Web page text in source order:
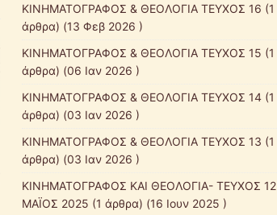
ΚΙΝΗΜΑΤΟΓΡΑΦΟΣ & ΘΕΟΛΟΓΙΑ ΤΕΥΧΟΣ 16 (1
άρθρα) (13 Φεβ 2026 )
ΚΙΝΗΜΑΤΟΓΡΑΦΟΣ & ΘΕΟΛΟΓΙΑ ΤΕΥΧΟΣ 15 (1
άρθρα) (06 Ιαν 2026 )
ΚΙΝΗΜΑΤΟΓΡΑΦΟΣ & ΘΕΟΛΟΓΙΑ ΤΕΥΧΟΣ 14(1
άρθρα) (03 Ιαν 2026 )
ΚΙΝΗΜΑΤΟΓΡΑΦΟΣ & ΘΕΟΛΟΓΙΑ ΤΕΥΧΟΣ 13 (1
άρθρα) (03 Ιαν 2026 )
ΚΙΝΗΜΑΤΟΓΡΑΦΟΣ ΚΑΙ ΘΕΟΛΟΓΙΑ- ΤΕΥΧΟΣ 12
ΜΑΪΟΣ 2025 (1 άρθρα) (16 Ιουν 2025 )